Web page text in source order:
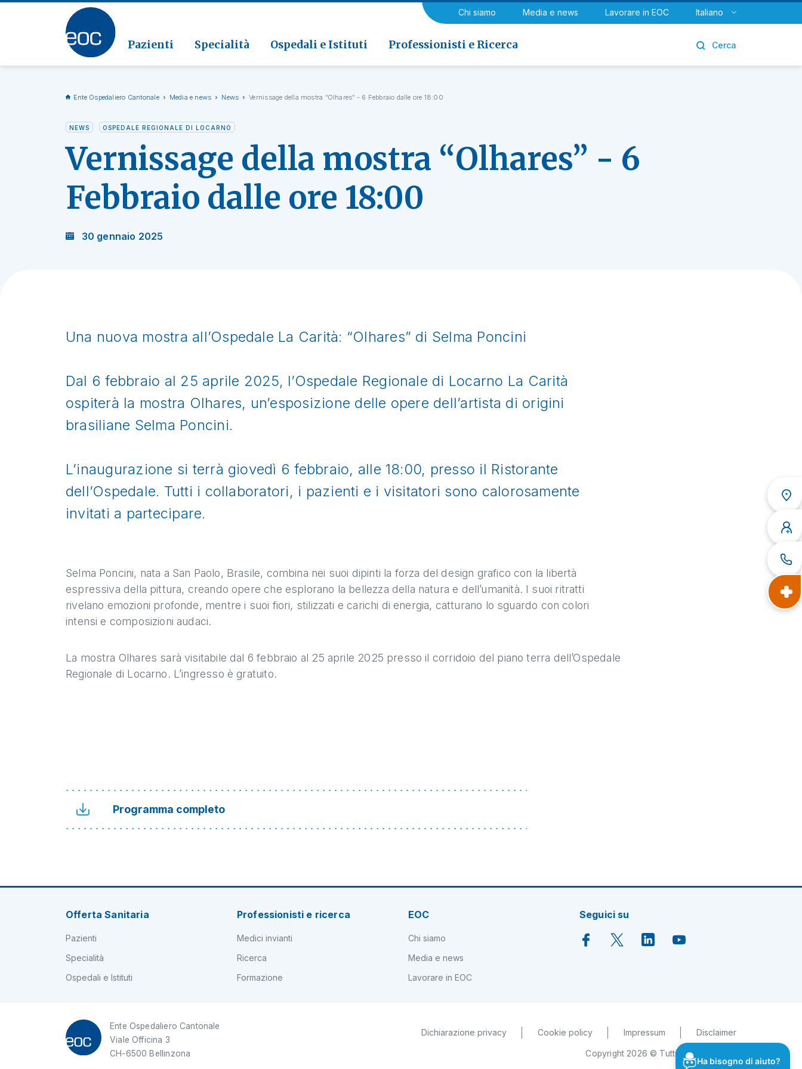
Chi siamo Media e news Lavorare in EOC Italiano
Pazienti Specialità Ospedali e Istituti Professionisti e Ricerca Cerca
Vai alla sezione
Medicina riabilitativa
Neurologia e Neurochirurgia Urologia
Clinica di Riabilitazione EOC, Novaggio
Patologia
Ente Ospedaliero Cantonale Media e news News Vernissage della mostra “Olhares” - 6 Febbraio dalle ore 18:00
NEWS OSPEDALE REGIONALE DI LOCARNO
Vernissage della mostra “Olhares” - 6
Febbraio dalle ore 18:00
30 gennaio 2025
Una nuova mostra all’Ospedale La Carità: “Olhares” di Selma Poncini
Dal 6 febbraio al 25 aprile 2025, l’Ospedale Regionale di Locarno La Carità
ospiterà la mostra Olhares, un’esposizione delle opere dell’artista di origini
brasiliane Selma Poncini.
L’inaugurazione si terrà giovedì 6 febbraio, alle 18:00, presso il Ristorante
dell’Ospedale. Tutti i collaboratori, i pazienti e i visitatori sono calorosamente
invitati a partecipare.
Selma Poncini, nata a San Paolo, Brasile, combina nei suoi dipinti la forza del design grafico con la libertà
espressiva della pittura, creando opere che esplorano la bellezza della natura e dell’umanità. I suoi ritratti
rivelano emozioni profonde, mentre i suoi fiori, stilizzati e carichi di energia, catturano lo sguardo con colori
intensi e composizioni audaci.
La mostra Olhares sarà visitabile dal 6 febbraio al 25 aprile 2025 presso il corridoio del piano terra dell’Ospedale
Regionale di Locarno. L’ingresso è gratuito.
Programma completo
Offerta Sanitaria
Pazienti
Specialità
Ospedali e Istituti
Professionisti e ricerca
Medici invianti
Ricerca
Formazione
EOC
Chi siamo
Media e news
Lavorare in EOC
Seguici su
Ente Ospedaliero Cantonale
Viale Officina 3
CH-6500 Bellinzona
Dichiarazione privacy Cookie policy Impressum Disclaimer
Copyright 2026 © Tutti i diritti riservati
Ha bisogno di aiuto?